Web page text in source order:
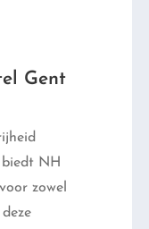
Gent
NH
zowel